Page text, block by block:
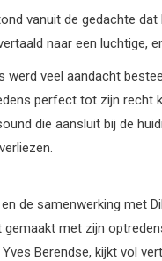
vanuit de gedachte
naar een luchtige,
werd veel aandacht
perfect tot zijn recht
die aansluit bij de
en de samenwerking met
met zijn
Berendse, kijkt vol